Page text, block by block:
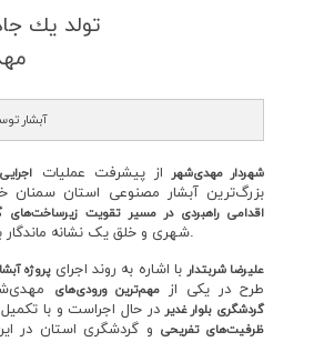
تولد یك
آبشار
شهردار مهدی‌شهراز پیشرفت عملیات
بزرگ‌ترین آبشار مصنوعی استان سمنان
اقدامی راهبردی در مسیر تقویت زیرساخت‌های
شهری و خلق یک نشانه ماندگار برای مهدی‌شهر دانست.
علیرضا شربتداربا اشاره به روند اجرایپروژه
طرح در یکی ازمهم‌ترین ورودی‌های
گردشگری بلوار غدیردر حال اجراست و با
ظرفیت‌های تفریحی و گردشگری استان در